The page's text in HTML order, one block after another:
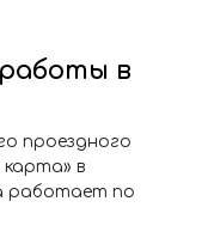
в
проездного
в
работает по